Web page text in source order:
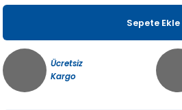
Sepete Ekle
Ücretsiz
Kargo